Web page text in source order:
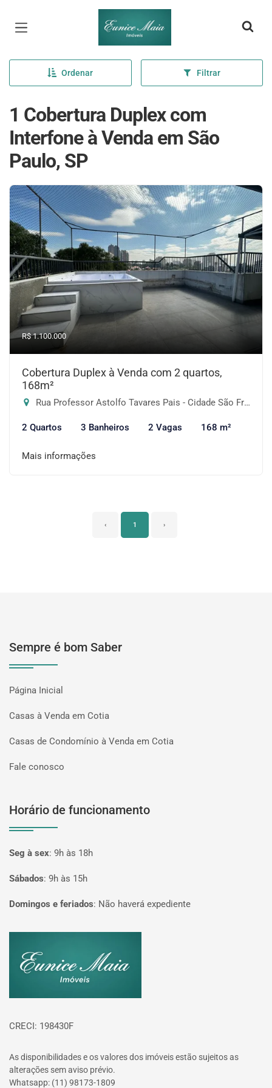
Página inicial
Ordenar Filtrar
1 Cobertura Duplex com
Interfone à Venda em São
Paulo, SP
R$ 1.100.000
Cobertura Duplex à Venda com 2 quartos,
168m²
Rua Professor Astolfo Tavares Pais - Cidade São Francisco, São Paulo-SP
2 Quartos 3 Banheiros 2 Vagas 168 m²
Mais informações
‹ 1 ›
Sempre é bom Saber
Página Inicial
Casas à Venda em Cotia
Casas de Condomínio à Venda em Cotia
Fale conosco
Horário de funcionamento
Seg à sex: 9h às 18h
Sábados: 9h às 15h
Domingos e feriados: Não haverá expediente
CRECI: 198430F
As disponibilidades e os valores dos imóveis estão sujeitos as
alterações sem aviso prévio.
Whatsapp: (11) 98173-1809